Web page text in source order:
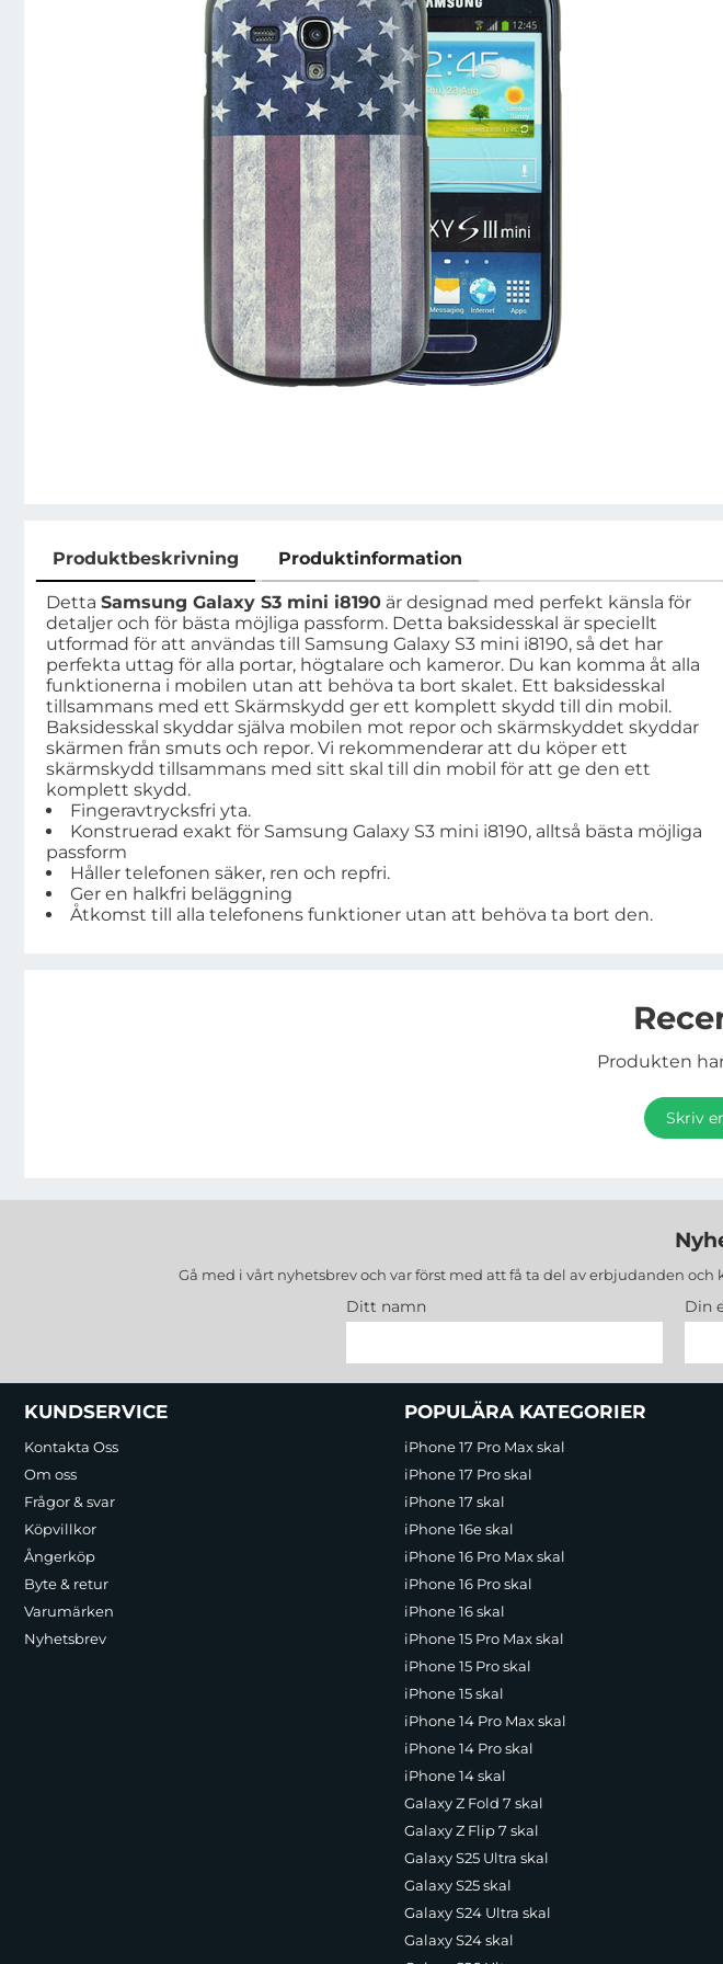
Produktbeskrivning Produktinformation
Produktbeskrivning
Detta Samsung Galaxy S3 mini i8190 är designad med perfekt känsla för
detaljer och för bästa möjliga passform. Detta baksidesskal är speciellt
utformad för att användas till Samsung Galaxy S3 mini i8190, så det har
perfekta uttag för alla portar, högtalare och kameror. Du kan komma åt alla
funktionerna i mobilen utan att behöva ta bort skalet. Ett baksidesskal
tillsammans med ett Skärmskydd ger ett komplett skydd till din mobil.
Baksidesskal skyddar själva mobilen mot repor och skärmskyddet skyddar
skärmen från smuts och repor. Vi rekommenderar att du köper ett
skärmskydd tillsammans med sitt skal till din mobil för att ge den ett
komplett skydd.
Fingeravtrycksfri yta.
Konstruerad exakt för Samsung Galaxy S3 mini i8190, alltså bästa möjliga
passform
Håller telefonen säker, ren och repfri.
Ger en halkfri beläggning
Åtkomst till alla telefonens funktioner utan att behöva ta bort den.
Produkten
Skriv
Gå med i vårt nyhetsbrev och var först med att få ta del av erbjudanden och
Ditt namn Din
Sidfot Blandad info och länkar
KUNDSERVICE
Kontakta Oss
Om oss
Frågor & svar
Köpvillkor
Ångerköp
Byte & retur
Varumärken
Nyhetsbrev
POPULÄRA KATEGORIER
iPhone 17 Pro Max skal
iPhone 17 Pro skal
iPhone 17 skal
iPhone 16e skal
iPhone 16 Pro Max skal
iPhone 16 Pro skal
iPhone 16 skal
iPhone 15 Pro Max skal
iPhone 15 Pro skal
iPhone 15 skal
iPhone 14 Pro Max skal
iPhone 14 Pro skal
iPhone 14 skal
Galaxy Z Fold 7 skal
Galaxy Z Flip 7 skal
Galaxy S25 Ultra skal
Galaxy S25 skal
Galaxy S24 Ultra skal
Galaxy S24 skal